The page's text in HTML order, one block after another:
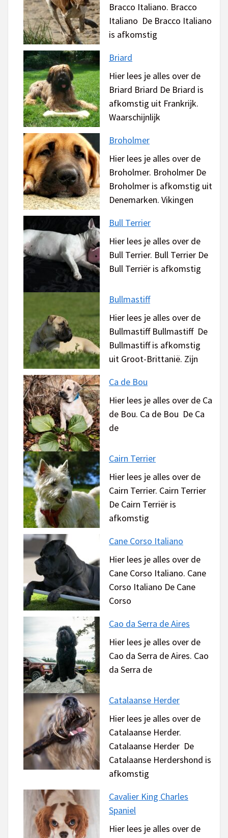
Bracco Italiano. Bracco
Italiano De Bracco Italiano
is afkomstig
Briard
Hier lees je alles over de
Briard Briard De Briard is
afkomstig uit Frankrijk.
Waarschijnlijk
Broholmer
Hier lees je alles over de
Broholmer. Broholmer De
Broholmer is afkomstig uit
Denemarken. Vikingen
Bull Terrier
Hier lees je alles over de
Bull Terrier. Bull Terrier De
Bull Terriër is afkomstig
Bullmastiff
Hier lees je alles over de
Bullmastiff Bullmastiff De
Bullmastiff is afkomstig
uit Groot-Brittanië. Zijn
Ca de Bou
Hier lees je alles over de Ca
de Bou. Ca de Bou De Ca
de
Cairn Terrier
Hier lees je alles over de
Cairn Terrier. Cairn Terrier
De Cairn Terriër is
afkomstig
Cane Corso Italiano
Hier lees je alles over de
Cane Corso Italiano. Cane
Corso Italiano De Cane
Corso
Cao da Serra de Aires
Hier lees je alles over de
Cao da Serra de Aires. Cao
da Serra de
Catalaanse Herder
Hier lees je alles over de
Catalaanse Herder.
Catalaanse Herder De
Catalaanse Herdershond is
afkomstig
Cavalier King Charles
Spaniel
Hier lees je alles over de